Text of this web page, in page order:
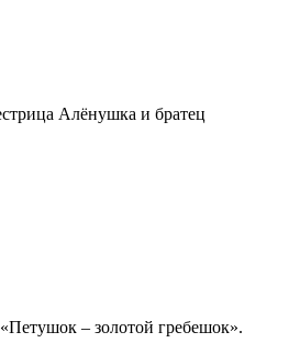
Алёнушка и братец
«Петушок – золотой гребешок».